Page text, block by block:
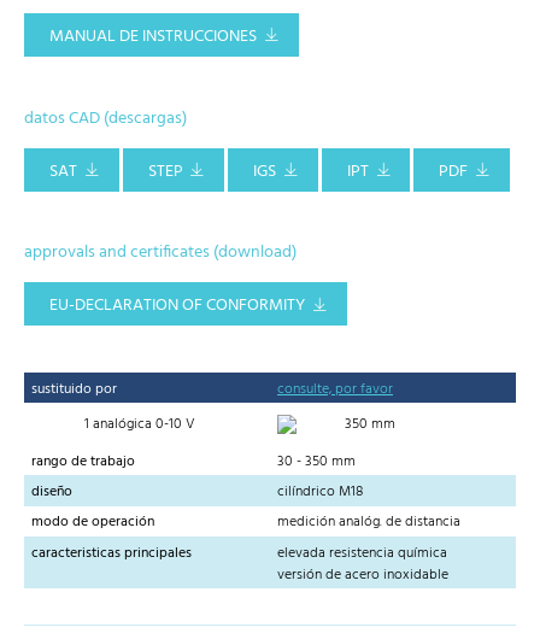
MANUAL DE INSTRUCCIONES
datos CAD (descargas)
SAT
STEP IGS IPT PDF
approvals and certificates (download)
EU-DECLARATION OF CONFORMITY
sustituido por
consulte, por favor
1 analógica 0-10 V
350 mm
rango de trabajo
30 - 350 mm
diseño
cilíndrico M18
modo de operación
medición analóg. de distancia
caracteristicas principales
elevada resistencia química
versión de acero inoxidable